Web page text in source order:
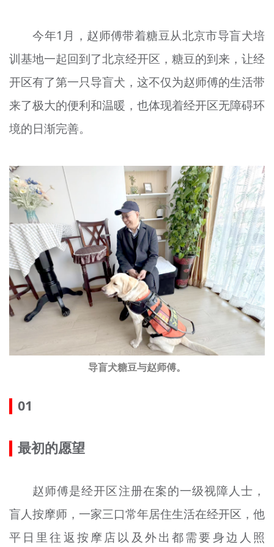
宣传思想文化人才
专题
资料库
+
今年1月，赵师傅带着糖豆从北京市导盲犬培
训基地一起回到了北京经开区，糖豆的到来，让经
开区有了第一只导盲犬，这不仅为赵师傅的生活带
来了极大的便利和温暖，也体现着经开区无障碍环
境的日渐完善。
导盲犬糖豆与赵师傅。
01
最初的愿望
赵师傅是经开区注册在案的一级视障人士，
盲人按摩师，一家三口常年居住生活在经开区，他
平日里往返按摩店以及外出都需要身边人照